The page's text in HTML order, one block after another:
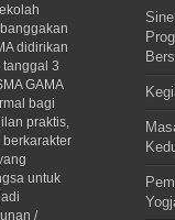
didirikan
3
GAMA
bagi
praktis,
untuk
/